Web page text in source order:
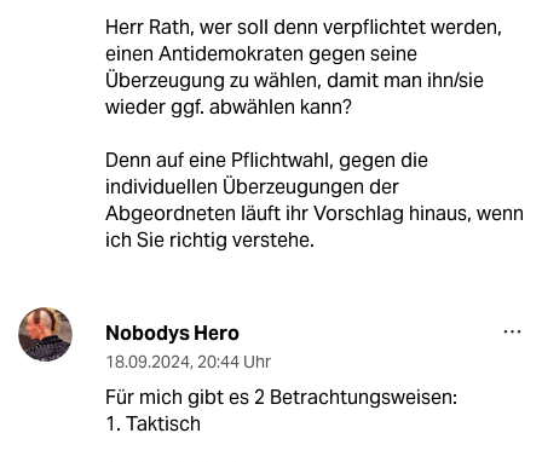
Herr Rath, wer soll denn verpflichtet werden,
einen Antidemokraten gegen seine
Überzeugung zu wählen, damit man ihn/sie
wieder ggf. abwählen kann?
Denn auf eine Pflichtwahl, gegen die
individuellen Überzeugungen der
Abgeordneten läuft ihr Vorschlag hinaus, wenn
ich Sie richtig verstehe.
Nobodys Hero
18.09.2024, 20:44 Uhr
Für mich gibt es 2 Betrachtungsweisen:
1. Taktisch